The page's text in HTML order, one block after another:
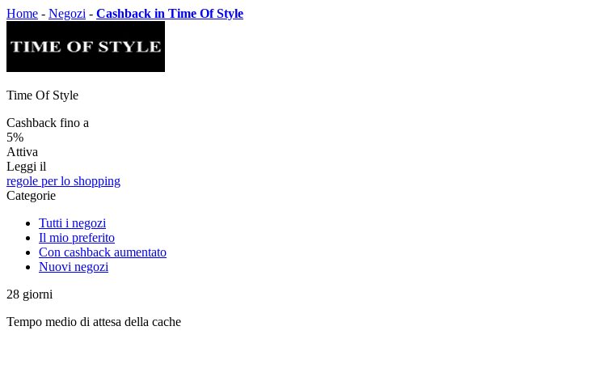
Home - Negozi - Cashback in Time Of Style
Time Of Style
Cashback fino a
5%
Attiva
Leggi il
regole per lo shopping
Categorie
Tutti i negozi
Il mio preferito
Con cashback aumentato
Nuovi negozi
28 giorni
Tempo medio di attesa della cache